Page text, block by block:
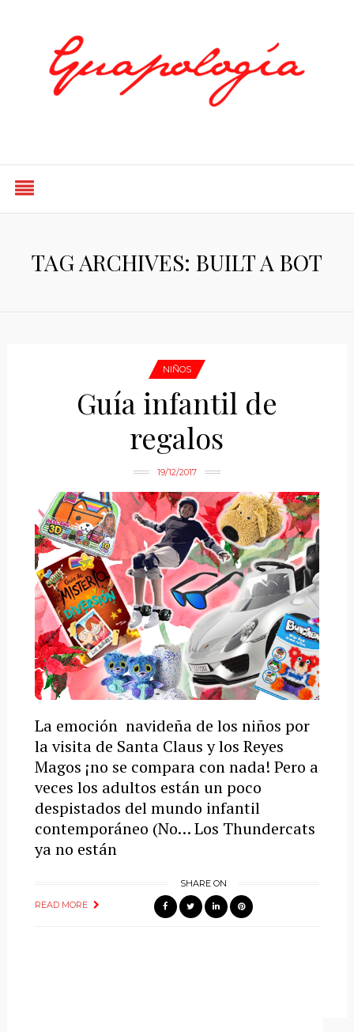
TAG ARCHIVES: BUILT A BOT
NIÑOS
Guía infantil de
regalos
19/12/2017
La emoción navideña de los niños por
la visita de Santa Claus y los Reyes
Magos ¡no se compara con nada! Pero a
veces los adultos están un poco
despistados del mundo infantil
contemporáneo (No… Los Thundercats
ya no están
READ MORE
SHARE ON